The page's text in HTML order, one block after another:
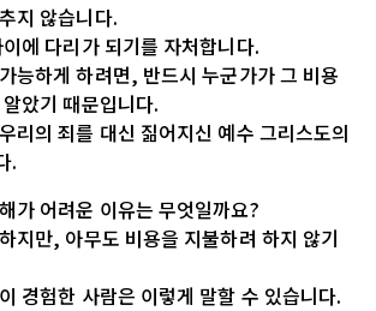
지 않습니다.
에 다리가 되기를 자처합니다.
능하게 하려면, 반드시 누군가가 그 비용
았기 때문입니다.
리의 죄를 대신 짊어지신 예수 그리스도의
.
가 어려운 이유는 무엇일까요?
지만, 아무도 비용을 지불하려 하지 않기
경험한 사람은 이렇게 말할 수 있습니다.